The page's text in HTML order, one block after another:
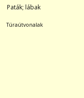
Paták; lábak
Túraútvonalak